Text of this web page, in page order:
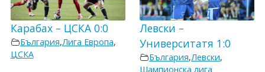
Карабах – ЦСКА 0:0
България,Лига Европа,
ЦСКА
Левски –
Университатя 1:0
България,Левски,
Шампионска лига